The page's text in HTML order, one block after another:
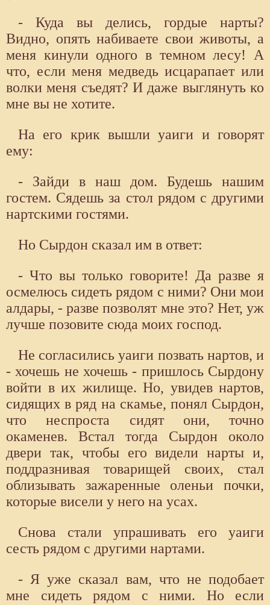
- Куда вы делись, гордые нарты?
Видно, опять набиваете свои животы, а
меня кинули одного в темном лесу! А
что, если меня медведь исцарапает или
волки меня съедят? И даже выглянуть ко
мне вы не хотите.
На его крик вышли уаиги и говорят
ему:
- Зайди в наш дом. Будешь нашим
гостем. Сядешь за стол рядом с другими
нартскими гостями.
Но Сырдон сказал им в ответ:
- Что вы только говорите! Да разве я
осмелюсь сидеть рядом с ними? Они мои
алдары, - разве позволят мне это? Нет, уж
лучше позовите сюда моих господ.
Не согласились уаиги позвать нартов, и
- хочешь не хочешь - пришлось Сырдону
войти в их жилище. Но, увидев нартов,
сидящих в ряд на скамье, понял Сырдон,
что неспроста сидят они, точно
окаменев. Встал тогда Сырдон около
двери так, чтобы его видели нарты и,
поддразнивая товарищей своих, стал
облизывать зажаренные оленьи почки,
которые висели у него на усах.
Снова стали упрашивать его уаиги
сесть рядом с другими нартами.
- Я уже сказал вам, что не подобает
мне сидеть рядом с ними. Но если